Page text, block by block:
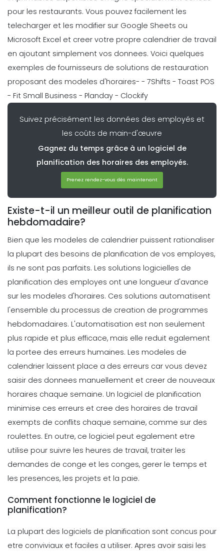
des employes que vous pouvez
facilement eviter les erreurs de
Michelle Jaco Oct 12, 2020
6 choses que les gestionnaires les
plus productifs font pour gerer leur
temps
Michelle Jaco Oct 12, 2020
Scheduling
5 Differentes formes d'horaires de
planification
Michelle Jaco Oct 12, 2020
4 methodes pour creer un milieu de
travail impressionnant pour les
employes du restaurant
Scheduling
Conseils pour rationaliser vos
processus de planification
Michelle Jaco Oct 12, 2020
Scheduling
Conseils pour creer un horaire de
Scheduling
6 Facteurs a prendre en
efficace du projet
Michelle Jaco Oct 12, 2020
Comment le suivi du temps aide a
augmenter la productivite Le suivi du
Michelle Jaco Oct 12, 2020
Scheduling
Differentes formes de creation
d'horaire de travail La planification
pour les restaurants. Vous pouvez facilement les
telecharger et les modifier sur Google Sheets ou
Microsoft Excel et creer votre propre calendrier de travail
en ajoutant simplement vos donnees. Voici quelques
exemples de fournisseurs de solutions de restauration
proposant des modeles d'horaires- - 7Shifts - Toast POS
- Fit Small Business - Planday - Clockify
Suivez précisément les données des employés et
les coûts de main-d'œuvre
Gagnez du temps grâce à un logiciel de
planification des horaires des employés.
Prenez rendez-vous dès maintenant
Existe-t-il un meilleur outil de planification
hebdomadaire?
Bien que les modeles de calendrier puissent rationaliser
la plupart des besoins de planification de vos employes,
ils ne sont pas parfaits. Les solutions logicielles de
planification des employes ont une longueur d'avance
sur les modeles d'horaires. Ces solutions automatisent
l'ensemble du processus de creation de programmes
hebdomadaires. L'automatisation est non seulement
plus rapide et plus efficace, mais elle reduit egalement
la portee des erreurs humaines. Les modeles de
calendrier laissent place a des erreurs car vous devez
saisir des donnees manuellement et creer de nouveaux
horaires chaque semaine. Un logiciel de planification
minimise ces erreurs et cree des horaires de travail
exempts de conflits chaque semaine, comme sur des
roulettes. En outre, ce logiciel peut egalement etre
utilise pour suivre les heures de travail, traiter les
demandes de conge et les conges, gerer le temps et
les presences, les projets et la paie.
Comment fonctionne le logiciel de
planification?
La plupart des logiciels de planification sont concus pour
etre conviviaux et faciles a utiliser. Apres avoir saisi les